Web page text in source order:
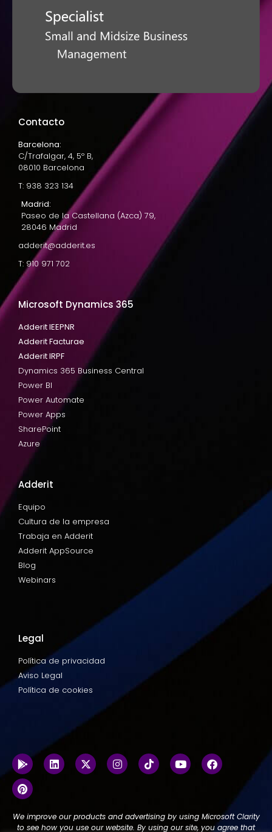
Contacto
Barcelona:
C/Trafalgar, 4, 5º B,
08010 Barcelona
T: 938 323 134
Madrid:
Paseo de la Castellana (Azca) 79,
28046 Madrid
adderit@adderit.es
T: 910 971 702
Microsoft Dynamics 365
Adderit IEEPNR
Adderit Facturae
Adderit IRPF
Dynamics 365 Business Central
Power BI
Power Automate
Power Apps
SharePoint
Azure
Adderit
Equipo
Cultura de la empresa
Trabaja en Adderit
Adderit AppSource
Blog
Webinars
Legal
Política de privacidad
Aviso Legal
Política de cookies
We improve our products and advertising by using Microsoft Clarity
to see how you use our website. By using our site, you agree that